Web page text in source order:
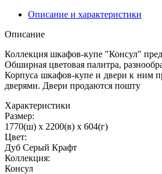
Описание и характеристики
Описание
Коллекция шкафов-купе "Консул"
Обширная цветовая палитра,
Корпуса шкафов-купе и двери к ним
дверями. Двери продаются пошту
Характеристики
Размер:
1770(ш) x 2200(в) x 604(г)
Цвет:
Дуб Серый Крафт
Коллекция:
Консул